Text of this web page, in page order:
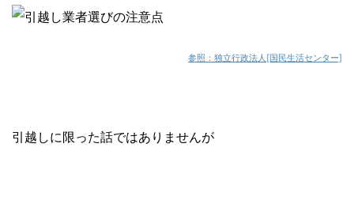
参照：独立行政法人[国民生活センター]
引越しに限った話ではありませんが